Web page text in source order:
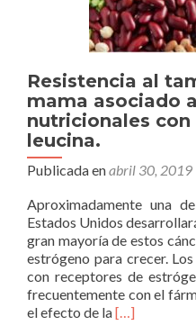
Resistencia al
mama asociado
nutricionales
leucina.
Publicada enabril 30, 2019
Aproximadamente una
Estados Unidos
gran mayoría de estos
estrógeno para crecer.
con receptores de
frecuentemente con el
el efecto de laLeer
[…]